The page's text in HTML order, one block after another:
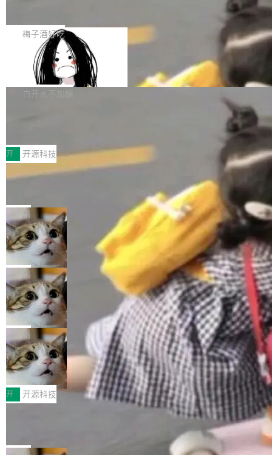
提交的编辑请求也长期处于待处理状态。 Groki
pedia 于去年底上线，定位为由人工智能生成内
容的百科平台，被马斯克视为传统众包百科网站
维基百科的替代方案。Lawfare 调查发现，无论
热门页面还是低关注度页面，均未出现近期更
是这样的：配 MessageSource 的 Bean、写 R
eloadableResourceBundleMessageSource、
声明 LocaleResolver、注册 LocaleChangeInt
erceptor…五六步之后才能看到第一行翻译文
本。 Solon 换了个方式。整个 i18n 模块围绕三
梅子酒好吃
Apache Doris 4.1 全面增强 Iceberg：
支持 UPDATE、MERGE INTO 与 Iceb
erg V3
Apache Doris 4.1 要补齐的，正是缺失的那一
半。在已有查询能力的基础上，Doris 进一步支
常维护操作，并完整支持 Iceberg V3 格式。
白开水不加糖
村国家自主创新示范区会议中心开幕。本届大会
由中关村智联软件服务业质量创新联盟主办，以
“智构可信·质创未来——AI原生时代的质量新范
式”为主题，直面AI从实验室走向规模化产业落地
的核心质量命题。会上，《2026智能研发生产力
工具选型手册》发布，Testin云测的Testin XAge
nt智能测试系统入选AI测试领域代表产品。对CI
O而言，这提示了一个转变：AI测试正在从效率
工具升级为企业的质量基础设施。 CIO面对的新
现实 过去两年，CIO们的焦虑清单上多了两项：
一是如何让大模型和智能体应用安全地从PoC走
向生产，二是如何让测试团队跟得上AI应用...
开 开源科技
让非法状态不可表示：一篇关于 ADT
有一种东西，一旦用过就回不去了。Alex Fedos
eev 管它叫"软件设计的基石"。 他说的东西不新
鲜——代数数据类型（ADT），尤其是和类型
（sum type）。但他说清楚了一件事：这不是类
型系统的学术体操，是日常编码的思维方式。 文
章从一个简单的例子切入。一个网站的深色主题
设置，如果用布尔值 + 可空字段来表示——bool
ean 表示是否可切换，nullable 的默认模式、浅
色方案、深色方案——会产生大量无意义的组
合。方案缺了、配置冲突了、全 null 了。要知道
哪些组合有效，作者说，你得靠"文档、校验、或
者部落知识"。 换个写法。Rust 的 enum，两个
变体：Switchable...
局
Cloudflare 开源内部企业 AI 平台 Clou
dflare OS
Cloudflare 发布了一个开源项目 Cloudflare O
S。如果你只看官方博客，你会觉得这是又一
个"AI 知识库 + 聊天机器人"——每个大厂都在
做，没什么新鲜的。 但 Kenton Varda 在 Twitte
r 上把事情说清楚了： 今天我们发布了 Cloudfla
re OS，一个带连接器的聊天机器人，跟其他所
有科技公司做的一样。只不过，实际上它不一
样。这是 Sandstorm.io 的重制版，我十年前的
那个创业公司。不同的是，这次它构建在 Cloudf
lare Workers 上——我花了九年时间搭建的平台
——并且深度集成了 AI。这基本上是我十年秘密
局
Deno 团队开源 Celld，可自托管的分
布式 Durable Objects
Ryan Dahl 领导的 Deno 团队推出了最新开源项
目 Celld，一个能在自己机器上运行 Cloudflare
Workers 和 Durable Objects 的守护进程。 设
计思路很直接：每个对象是一个独立的 SQLite
数据库，按名称寻址，复制到你自己的 S3 兼容
存储库里。节点之间只通过这个存储库协调——
没有控制平面，没有共识协议。每个对象自带一
个小型数据库，应用天然按分片构建，单个数据
库的竞争和爆炸半径问题在设计层面就被消除
了。 闲置的 cell 会休眠到几乎不占资源。当 cel
局
鲁大师7月新机性能/流畅/AI榜：vivo夺
性能、流畅双第一，三星Galaxy Z系列
新折叠缺席
2026年7月的手机市场，由于存储等硬件成本暴
增，手机厂商的日子也不好过啊，新机速度明显
放缓，因此硝烟味淡了许多。新机参数规格除开
Fold8 / Z Flip8）外，其余要么是中低端机器，
例如iQOO Z11i、REDMI Note 17、REDMI No
开 开源科技
Zed 编辑器团队发布了新项目——DeltaDB，一
个在 git commit 之间记录每一次编辑操作的版